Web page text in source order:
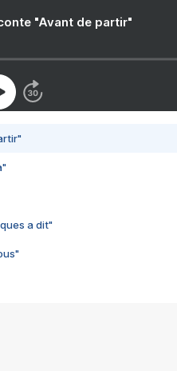
"Avant de partir"
a dit"